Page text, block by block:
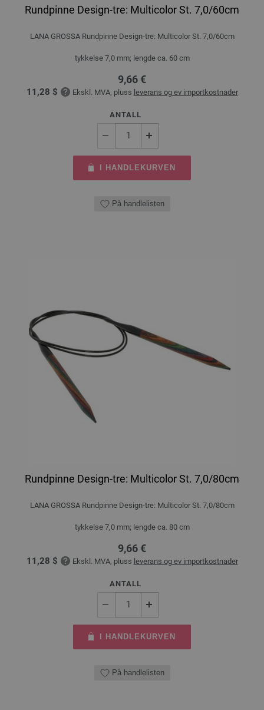
Rundpinne Design-tre: Multicolor St. 7,0/60cm
LANA GROSSA Rundpinne Design-tre: Multicolor St. 7,0/60cm
tykkelse 7,0 mm; lengde ca. 60 cm
9,66 €
11,28 $ Ekskl. MVA, pluss leverans og ev importkostnader
ANTALL
I HANDLEKURVEN
På handlelisten
Rundpinne Design-tre: Multicolor St. 7,0/80cm
LANA GROSSA Rundpinne Design-tre: Multicolor St. 7,0/80cm
tykkelse 7,0 mm; lengde ca. 80 cm
9,66 €
11,28 $ Ekskl. MVA, pluss leverans og ev importkostnader
ANTALL
I HANDLEKURVEN
På handlelisten